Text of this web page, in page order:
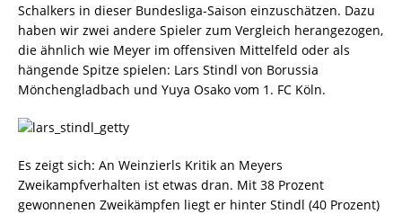
Schalkers in dieser Bundesliga-Saison einzuschätzen. Dazu
haben wir zwei andere Spieler zum Vergleich herangezogen,
die ähnlich wie Meyer im offensiven Mittelfeld oder als
hängende Spitze spielen: Lars Stindl von Borussia
Mönchengladbach und Yuya Osako vom 1. FC Köln.
Es zeigt sich: An Weinzierls Kritik an Meyers
Zweikampfverhalten ist etwas dran. Mit 38 Prozent
gewonnenen Zweikämpfen liegt er hinter Stindl (40 Prozent)